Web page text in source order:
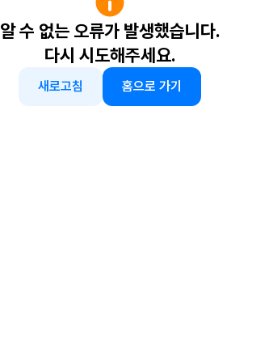
알 수 없는 오류가 발생했습니다.
다시 시도해주세요.
새로고침 홈으로 가기